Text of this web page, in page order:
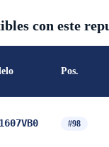
con este
Pos.
#98